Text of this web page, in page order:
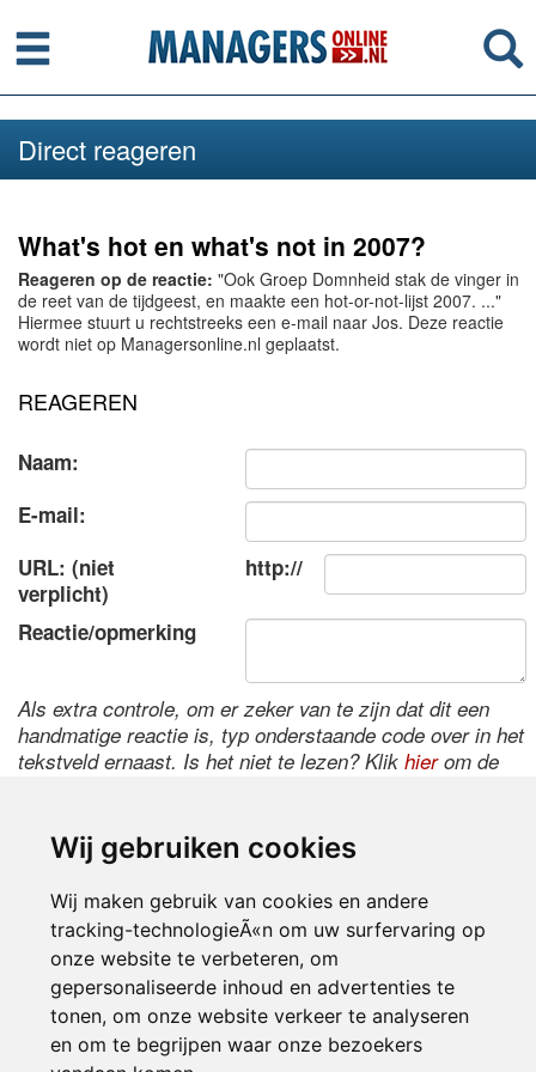
Wij gebruiken cookies
Wij maken gebruik van cookies en andere
tracking-technologieÃ«n om uw surfervaring op
onze website te verbeteren, om
gepersonaliseerde inhoud en advertenties te
tonen, om onze website verkeer te analyseren
en om te begrijpen waar onze bezoekers
Menu
Direct reageren
What's hot en what's not in 2007?
Reageren op de reactie: "Ook Groep Domnheid stak de vinger in
de reet van de tijdgeest, en maakte een hot-or-not-lijst 2007. ..."
Hiermee stuurt u rechtstreeks een e-mail naar Jos. Deze reactie
wordt niet op Managersonline.nl geplaatst.
REAGEREN
Naam:
E-mail:
URL: (niet
verplicht)
http://
Reactie/opmerking
Als extra controle, om er zeker van te zijn dat dit een
handmatige reactie is, typ onderstaande code over in het
tekstveld ernaast. Is het niet te lezen? Klik hierom de
Inloggen